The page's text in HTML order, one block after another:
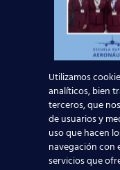
Asistente al
Emergencia Sanitaria
centro aeronáutico
trabajo azafata de
Operadores de
Compañías aérea
formación de calidad
título de TCP
Utilizamos
analíticos, bien
terceros, que
de usuarios y
uso que hacen
navegación con
servicios que